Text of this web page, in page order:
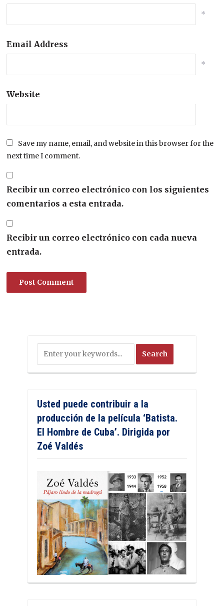
*
Email Address
*
Website
Save my name, email, and website in this browser for the
next time I comment.
Recibir un correo electrónico con los siguientes
comentarios a esta entrada.
Recibir un correo electrónico con cada nueva
entrada.
Usted puede contribuir a la
producción de la película ‘Batista.
El Hombre de Cuba’. Dirigida por
Zoé Valdés